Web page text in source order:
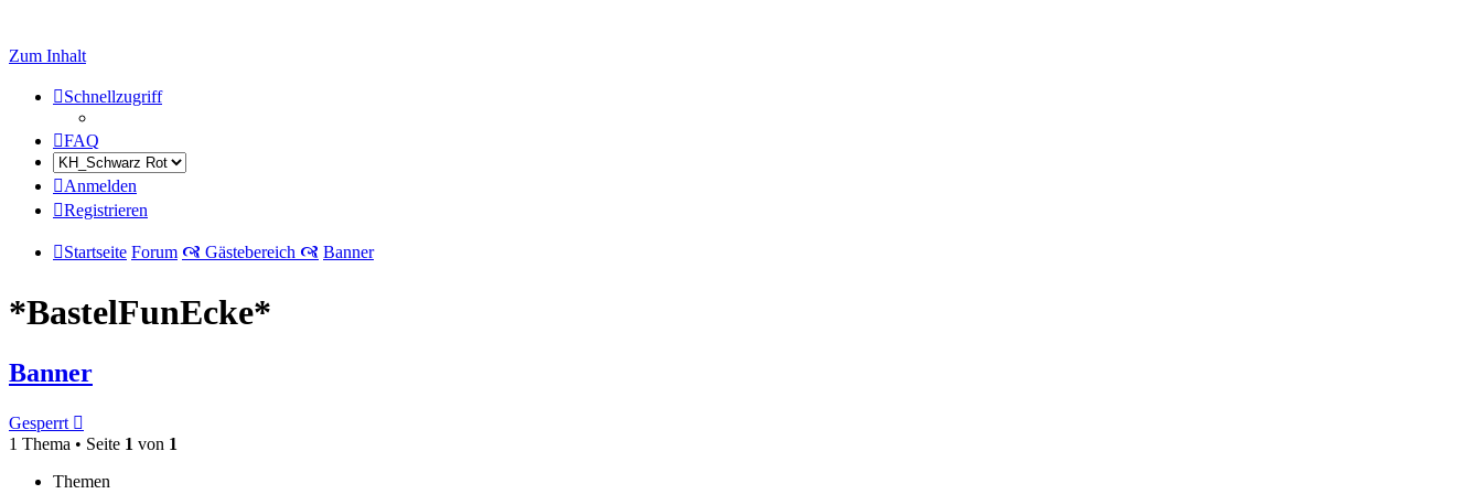
Zum Inhalt
Schnellzugriff
FAQ
Anmelden
Registrieren
Startseite Forum 🙧 Gästebereich 🙧 Banner
*BastelFunEcke*
Banner
Gesperrt
1 Thema • Seite 1 von 1
Themen